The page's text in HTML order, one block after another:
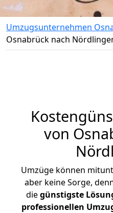
Umzugsunternehmen
Osnabrück nach
von
Umzüge können
aber keine Sorge,
diegünstigste
professionellen